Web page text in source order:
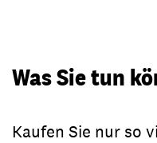
Was Sie tun
Kaufen Sie nur so